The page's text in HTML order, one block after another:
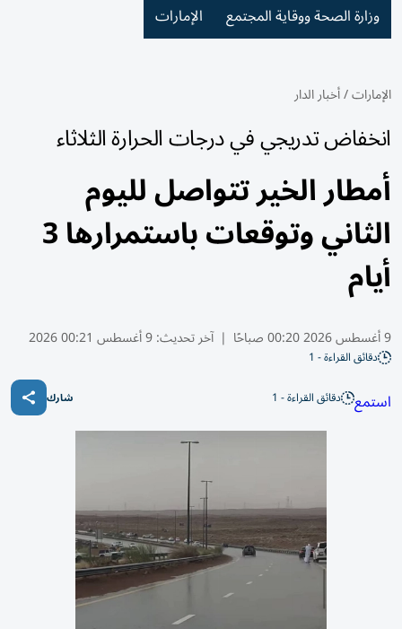
وزارة الصحة ووقاية المجتمع الإمارات
الإمارات/أخبار الدار
انخفاض تدريجي في درجات الحرارة الثلاثاء
أمطار الخير تتواصل لليوم
الثاني وتوقعات باستمرارها 3
أيام
9 أغسطس 2026 00:20 صباحًا | آخر تحديث:9 أغسطس 00:21 2026
دقائق القراءة - 1
استمع دقائق القراءة - 1 شارك